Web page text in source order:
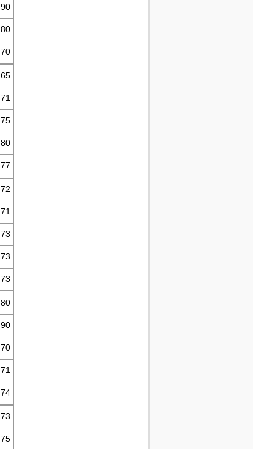
90
80
70
65
71
75
80
77
72
71
73
73
73
80
90
70
71
74
73
75